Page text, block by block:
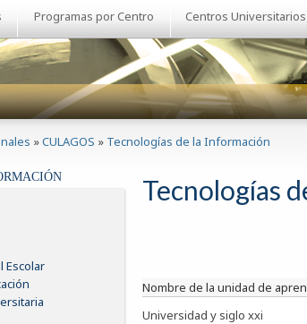
Programas por Centro Centros Universitarios
»CULAGOS » Tecnologías de la Información
Escolar
Tecnologías
nombre de la unidad de
universidad y siglo xxi